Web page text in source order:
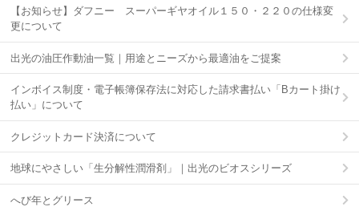
【お知らせ】ダフニー スーパーギヤオイル１５０・２２０の仕様変
更について
出光の油圧作動油一覧｜用途とニーズから最適油をご提案
インボイス制度・電子帳簿保存法に対応した請求書払い「Bカート掛け
払い」について
クレジットカード決済について
地球にやさしい「生分解性潤滑剤」｜出光のビオスシリーズ
へび年とグリース